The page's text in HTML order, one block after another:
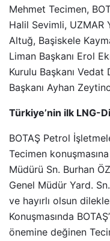
Mehmet Tecimen,
Halil Sevimli, UZMAR
Altuğ, Başiskele
Liman Başkanı Erol
Kurulu Başkanı Vedat
Başkanı Ayhan
Türkiye’nin ilk LNG-
BOTAŞ Petrol
Tecimen
Müdürü Sn. Burhan
Genel Müdür Yard.
ve hayırlı olsun
Konuşmasında
önemine değinen